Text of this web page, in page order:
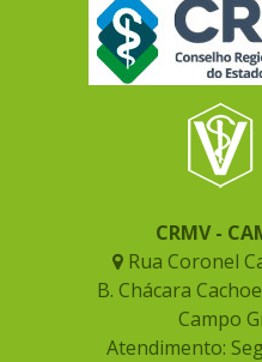
CRMV -
Rua Coronel
B. Chácara
Campo
Atendimento: